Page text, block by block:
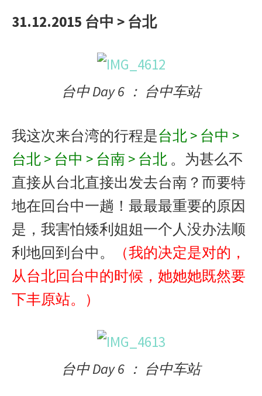
31.12.2015 台中 > 台北
台中 Day 6 ： 台中车站
我这次来台湾的行程是台北 > 台中 >
台北 > 台中 > 台南 > 台北 。为甚么不
直接从台北直接出发去台南？而要特
地在回台中一趟！最最最重要的原因
是，我害怕矮利姐姐一个人没办法顺
利地回到台中。
（我的决定是对的，
从台北回台中的时候，她她她既然要
下丰原站。）
台中 Day 6 ： 台中车站